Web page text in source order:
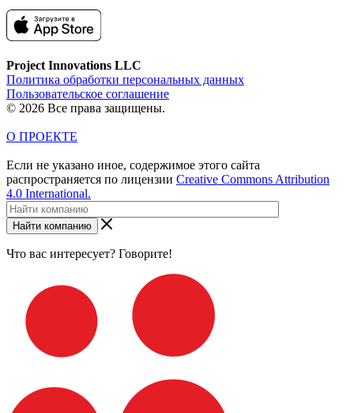
Project Innovations LLC
Политика обработки персональных данных
Пользовательское соглашение
© 2026 Все права защищены.
О ПРОЕКТЕ
Если не указано иное, содержимое этого сайта
распространяется по лицензии Creative Commons Attribution
4.0 International.
Найти компанию
Что вас интересует? Говорите!